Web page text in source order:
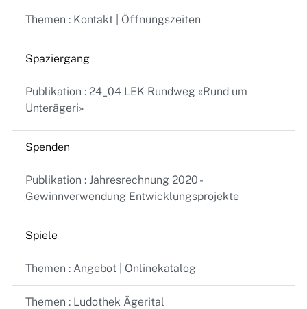
Themen : Kontakt | Öffnungszeiten
Spaziergang
Publikation : 24_04 LEK Rundweg «Rund um
Unterägeri»
Spenden
Publikation : Jahresrechnung 2020 -
Gewinnverwendung Entwicklungsprojekte
Spiele
Themen : Angebot | Onlinekatalog
Themen : Ludothek Ägerital